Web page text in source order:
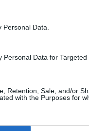
Data.
Personal Data for Targeted
Retention, Sale, and/or
with the Purposes for
vannak a
első két részét
- mondta az